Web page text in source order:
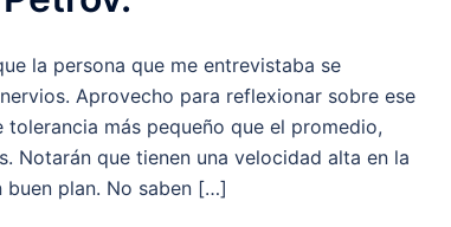
la persona que me entrevistaba se
Aprovecho para reflexionar sobre ese
más pequeño que el promedio,
Notarán que tienen una velocidad alta en la
buen plan. No saben […]